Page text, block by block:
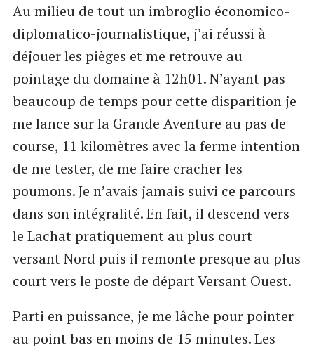
Au milieu de tout un imbroglio économico-
diplomatico-journalistique, j’ai réussi à
déjouer les pièges et me retrouve au
pointage du domaine à 12h01. N’ayant pas
beaucoup de temps pour cette disparition je
me lance sur la Grande Aventure au pas de
course, 11 kilomètres avec la ferme intention
de me tester, de me faire cracher les
poumons. Je n’avais jamais suivi ce parcours
dans son intégralité. En fait, il descend vers
le Lachat pratiquement au plus court
versant Nord puis il remonte presque au plus
court vers le poste de départ Versant Ouest.
Parti en puissance, je me lâche pour pointer
au point bas en moins de 15 minutes. Les